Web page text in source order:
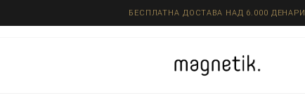
БЕСПЛАТНА ДОСТАВА НАД 6.000 ДЕНАРИ